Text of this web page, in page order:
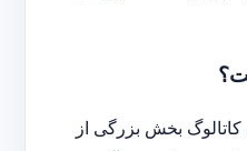
کاتالوگ بخش بزرگی از